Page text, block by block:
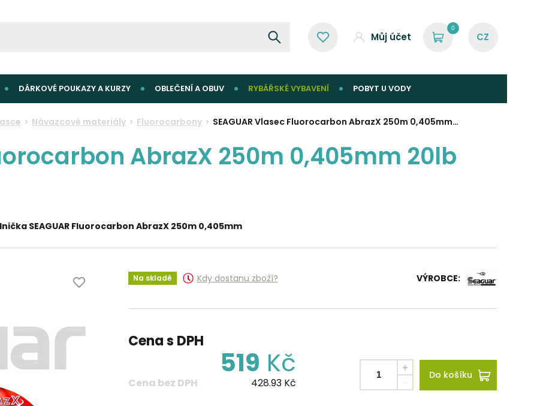
Můj účet
0
DÁRKOVÉ POUKAZY A KURZY OBLEČENÍ A OBUV RYBÁŘSKÉ VYBAVENÍ POBYT U VODY
Návazcové materiály Fluorocarbony SEAGUAR Vlasec Fluorocarbon AbrazX 250m 0,405mm…
AbrazX 250m 0,405mm 20lb
SEAGUAR Fluorocarbon AbrazX 250m 0,405mm
Na skladě Kdy dostanu zboží? VÝROBCE:
Cena s DPH
519 Kč
Cena bez DPH 428.93Kč
Do košíku